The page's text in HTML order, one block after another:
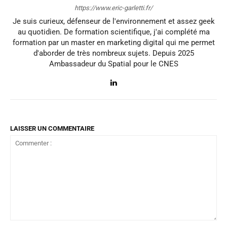
https://www.eric-garletti.fr/
Je suis curieux, défenseur de l'environnement et assez geek
au quotidien. De formation scientifique, j'ai complété ma
formation par un master en marketing digital qui me permet
d'aborder de très nombreux sujets. Depuis 2025
Ambassadeur du Spatial pour le CNES
LAISSER UN COMMENTAIRE